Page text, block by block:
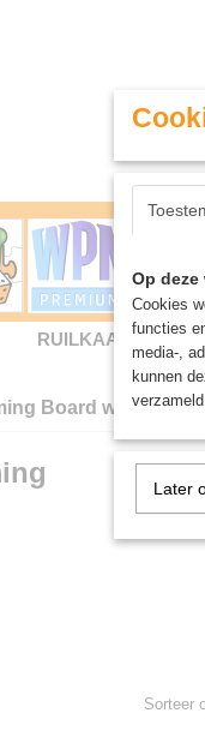
RUILKAARTEN
Board wargames
Sorteer
Op
Cookies
functies
media-,
kunnen
Later